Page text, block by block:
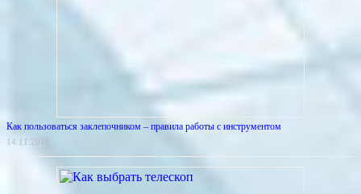
Как пользоваться заклепочником – правила работы с инструментом
14.11.2018